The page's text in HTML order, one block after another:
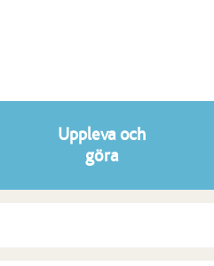
Uppleva och
göra